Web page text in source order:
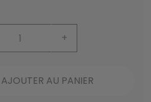
+
AJOUTER AU PANIER